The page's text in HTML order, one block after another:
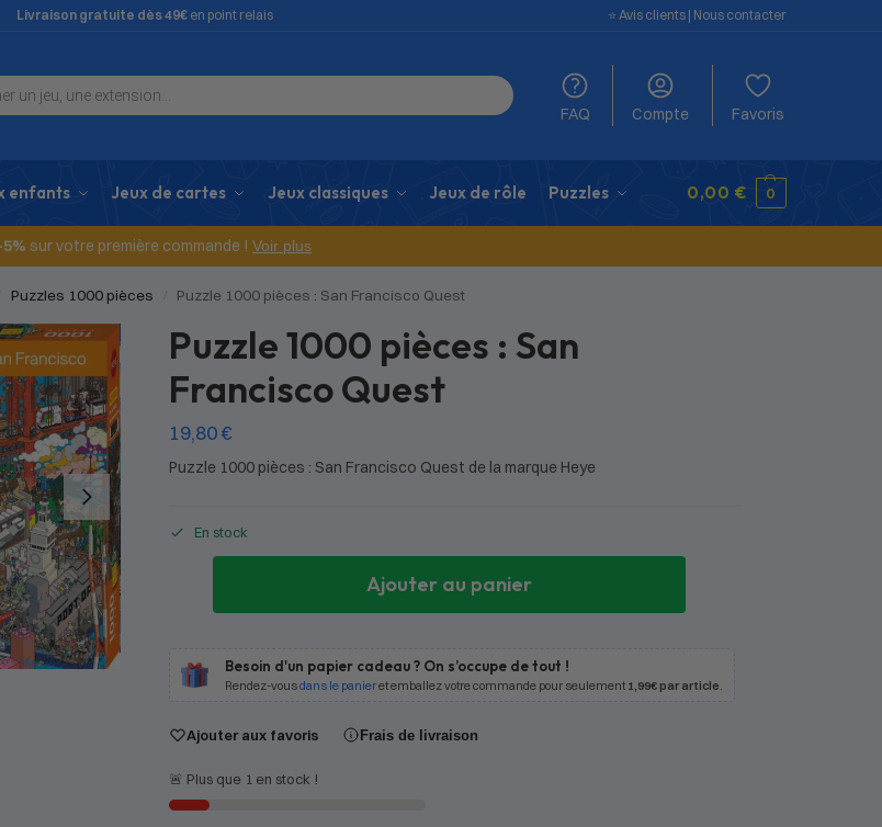
Livraison gratuite dès 49€ en point relais ⭐️ Avis clients | Nous contacter
FAQ Compte Favoris
enfants Jeux de cartes Jeux classiques Jeux de rôle Puzzles 0,00 € 0
sur votre première commande ! Voir plus
Puzzles 1000 pièces Puzzle 1000 pièces : San Francisco Quest
Puzzle 1000 pièces : San
Francisco Quest
19,80€
Puzzle 1000 pièces : San Francisco Quest de la marque Heye
En stock
Ajouter au panier
Besoin d'un papier cadeau ? On s’occupe de tout !
Rendez-vousdans le panieret emballez votre commande pour seulement 1,99€ par article.
Ajouter aux favoris Frais de livraison
🚨 Plus que 1 en stock !